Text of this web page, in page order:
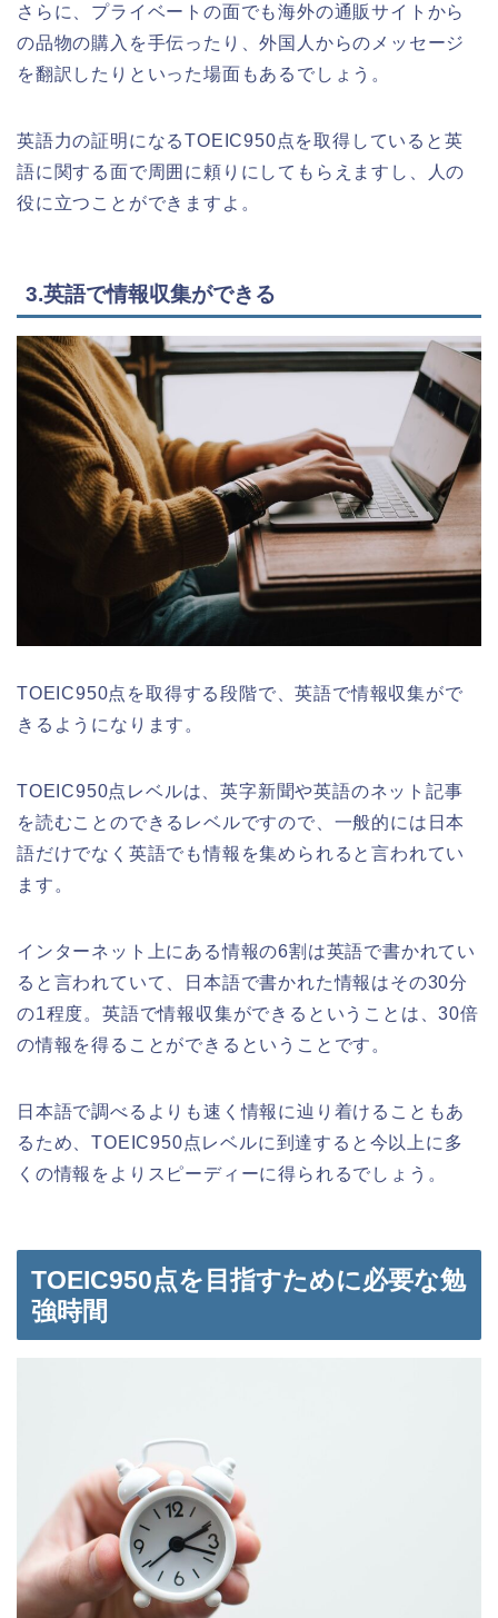
さらに、プライベートの面でも海外の通販サイトから
の品物の購入を手伝ったり、外国人からのメッセージ
を翻訳したりといった場面もあるでしょう。
英語力の証明になるTOEIC950点を取得していると英
語に関する面で周囲に頼りにしてもらえますし、人の
役に立つことができますよ。
3.英語で情報収集ができる
TOEIC950点を取得する段階で、英語で情報収集がで
きるようになります。
TOEIC950点レベルは、英字新聞や英語のネット記事
を読むことのできるレベルですので、一般的には日本
語だけでなく英語でも情報を集められると言われてい
ます。
インターネット上にある情報の6割は英語で書かれてい
ると言われていて、日本語で書かれた情報はその30分
の1程度。英語で情報収集ができるということは、30倍
の情報を得ることができるということです。
日本語で調べるよりも速く情報に辿り着けることもあ
るため、TOEIC950点レベルに到達すると今以上に多
くの情報をよりスピーディーに得られるでしょう。
TOEIC950点を目指すために必要な勉
強時間